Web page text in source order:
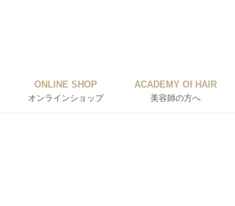
ONLINE SHOP
オンラインショップ
ACADEMY Of HAIR
美容師の方へ